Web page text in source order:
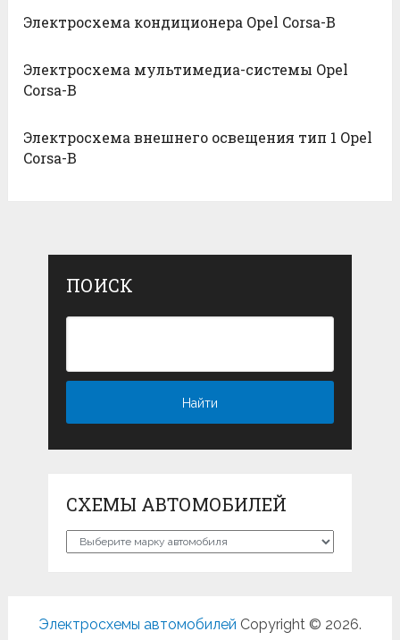
Электросхема кондиционера Opel Corsa-B
Электросхема мультимедиа-системы Opel
Corsa-B
Электросхема внешнего освещения тип 1 Opel
Corsa-B
ПОИСК
СХЕМЫ АВТОМОБИЛЕЙ
Схемы
Электросхемы автомобилей Copyright © 2026.